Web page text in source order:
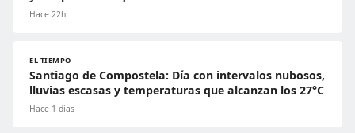
Hace 22h
EL TIEMPO
Santiago de Compostela: Día con intervalos nubosos,
lluvias escasas y temperaturas que alcanzan los 27°C
Hace 1 días